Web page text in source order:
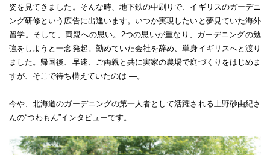
姿を見てきました。そんな時、地下鉄の中刷りで、イギリスのガーデニ
ング研修という広告に出逢います。いつか実現したいと夢見ていた海外
留学。そして、両親への思い。2つの思いが重なり、ガーデニングの勉
強をしようと一念発起。勤めていた会社を辞め、単身イギリスへと渡り
ました。帰国後、早速、ご両親と共に実家の農場で庭づくりをはじめま
すが、そこで待ち構えていたのは ―。
今や、北海道のガーデニングの第一人者として活躍される上野砂由紀さ
んの“つわもん”インタビューです。